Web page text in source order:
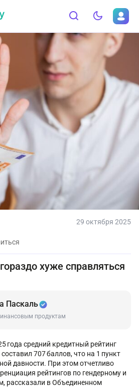
29 октября 2025
хуже справляться
Паскаль
продуктам
года средний кредитный рейтинг
707 баллов, что на 1 пункт
давности. При этом отчетливо
рейтингов по гендерному и
рассказали в Объединенном